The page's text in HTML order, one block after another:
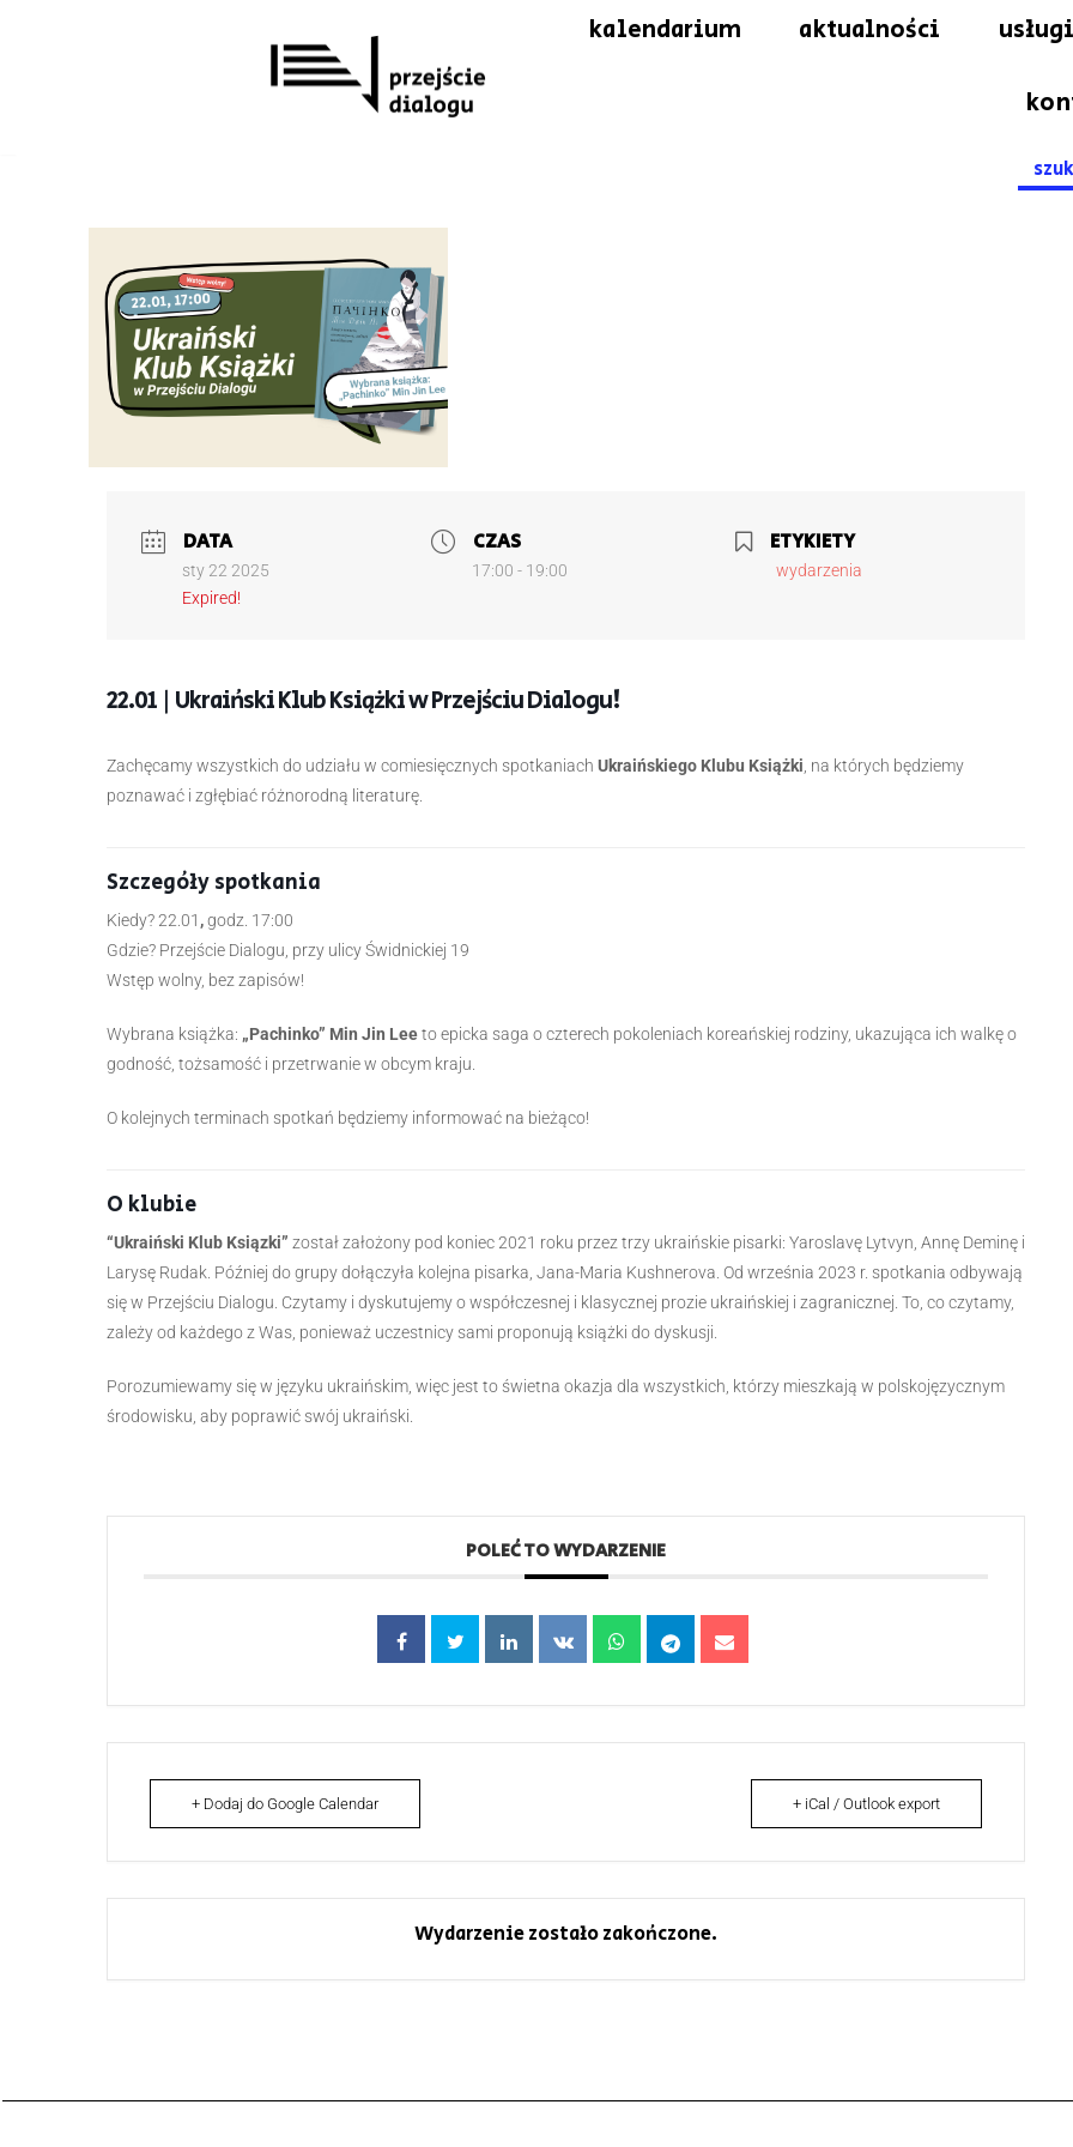
kalendarium aktualności
for:
DATA
sty 22 2025
Expired!
CZAS
17:00 - 19:00
ETYKIETY
wydarzenia
22.01 | Ukraiński Klub Książki w Przejściu Dialogu!
Zachęcamy wszystkich do udziału w comiesięcznych spotkaniach Ukraińskiego Klubu Książki , na których będziemy
poznawać i zgłębiać różnorodną literaturę.
Szczegóły spotkania
Kiedy? 22.01 ,godz. 17:00
Gdzie? Przejście Dialogu, przy ulicy Świdnickiej 19
Wstęp wolny, bez zapisów!
Wybrana książka: „Pachinko” Min Jin Leeto epicka saga o czterech pokoleniach koreańskiej rodziny, ukazująca ich walkę o
godność, tożsamość i przetrwanie w obcym kraju.
O kolejnych terminach spotkań będziemy informować na bieżąco!
O klubie
“Ukraiński Klub Ksiązki” został założony pod koniec 2021 roku przez trzy ukraińskie pisarki: Yaroslavę Lytvyn, Annę Deminę i
Larysę Rudak. Później do grupy dołączyła kolejna pisarka, Jana-Maria Kushnerova. Od września 2023 r. spotkania odbywają
się w Przejściu Dialogu. Czytamy i dyskutujemy o współczesnej i klasycznej prozie ukraińskiej i zagranicznej. To, co czytamy,
zależy od każdego z Was, ponieważ uczestnicy sami proponują książki do dyskusji.
Porozumiewamy się w języku ukraińskim, więc jest to świetna okazja dla wszystkich, którzy mieszkają w polskojęzycznym
środowisku, aby poprawić swój ukraiński.
POLEĆ TO WYDARZENIE
+ Dodaj do Google Calendar + iCal / Outlook export
Wydarzenie zostało zakończone.